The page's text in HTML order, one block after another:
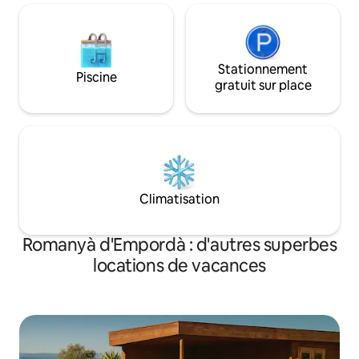
Piscine
Stationnement
gratuit sur place
Climatisation
Romanyà d'Empordà : d'autres superbes
locations de vacances